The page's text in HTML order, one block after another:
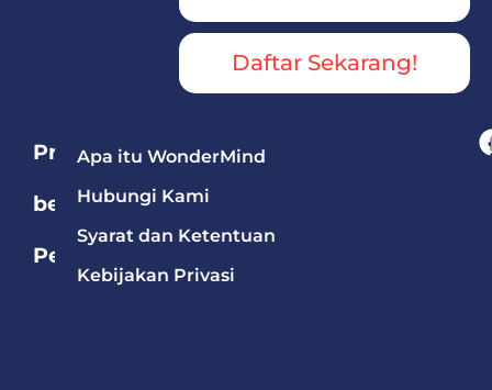
Daftar Sekarang!
Program
berdasarkan
Pelajaran
Apa itu WonderMind
Hubungi Kami
Syarat dan Ketentuan
Kebijakan Privasi